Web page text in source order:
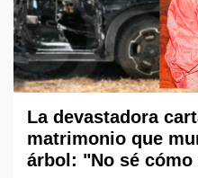
La devastadora
matrimonio que
árbol: "No sé